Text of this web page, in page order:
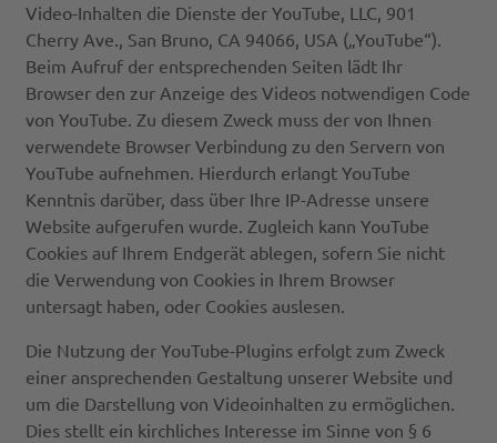
Video-Inhalten die Dienste der YouTube, LLC, 901
Cherry Ave., San Bruno, CA 94066, USA („YouTube“).
Beim Aufruf der entsprechenden Seiten lädt Ihr
Browser den zur Anzeige des Videos notwendigen Code
von YouTube. Zu diesem Zweck muss der von Ihnen
verwendete Browser Verbindung zu den Servern von
YouTube aufnehmen. Hierdurch erlangt YouTube
Kenntnis darüber, dass über Ihre IP-Adresse unsere
Website aufgerufen wurde. Zugleich kann YouTube
Cookies auf Ihrem Endgerät ablegen, sofern Sie nicht
die Verwendung von Cookies in Ihrem Browser
untersagt haben, oder Cookies auslesen.
Die Nutzung der YouTube-Plugins erfolgt zum Zweck
einer ansprechenden Gestaltung unserer Website und
um die Darstellung von Videoinhalten zu ermöglichen.
Dies stellt ein kirchliches Interesse im Sinne von § 6